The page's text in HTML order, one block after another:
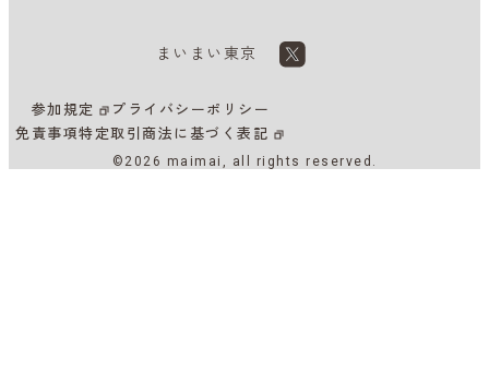
まいまい東京
参加規定
プライバシーポリシー
免責事項特定取引商法に基づく表記
©2026 maimai, all rights reserved.